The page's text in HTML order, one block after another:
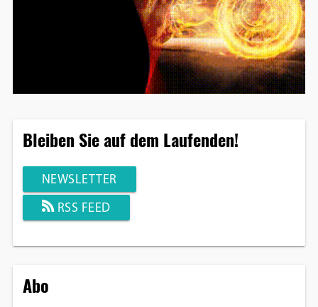
Bleiben Sie auf dem Laufenden!
NEWSLETTER
RSS FEED
Abo